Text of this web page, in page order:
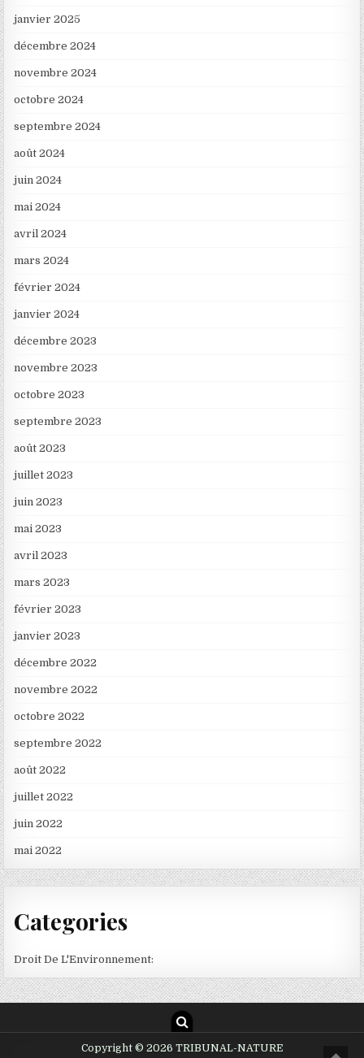
janvier 2025
décembre 2024
novembre 2024
octobre 2024
septembre 2024
août 2024
juin 2024
mai 2024
avril 2024
mars 2024
février 2024
janvier 2024
décembre 2023
novembre 2023
octobre 2023
septembre 2023
août 2023
juillet 2023
juin 2023
mai 2023
avril 2023
mars 2023
février 2023
janvier 2023
décembre 2022
novembre 2022
octobre 2022
septembre 2022
août 2022
juillet 2022
juin 2022
mai 2022
Categories
Droit De L'Environnement:
Copyright © 2026 TRIBUNAL-NATURE